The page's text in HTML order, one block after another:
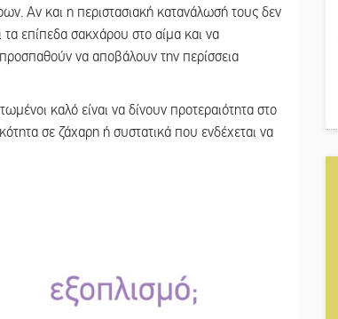
Αν και η περιστασιακή κατανάλωσή τους δεν
επίπεδα σακχάρου στο αίμα και να
να αποβάλουν την περίσσεια
καλό είναι να δίνουν προτεραιότητα στο
σε ζάχαρη ή συστατικά που ενδέχεται να